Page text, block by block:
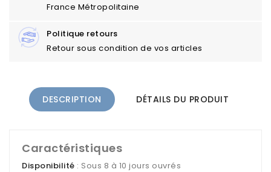
France Métropolitaine
Politique retours
Retour sous condition de vos articles
DESCRIPTION DÉTAILS DU PRODUIT
Caractéristiques
Disponibilité : Sous 8 à 10 jours ouvrés